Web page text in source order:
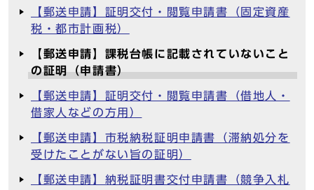
【郵送申請】証明交付・閲覧申請書（固定資産
税・都市計画税）
【郵送申請】課税台帳に記載されていないこと
の証明（申請書）
【郵送申請】証明交付・閲覧申請書（借地人・
借家人などの方用）
【郵送申請】市税納税証明申請書（滞納処分を
受けたことがない旨の証明）
【郵送申請】納税証明書交付申請書（競争入札